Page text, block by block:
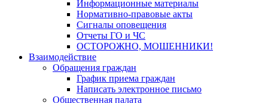
Информационные материалы
Нормативно-правовые акты
Сигналы оповещения
Отчеты ГО и ЧС
ОСТОРОЖНО, МОШЕННИКИ!
Взаимодействие
Обращения граждан
График приема граждан
Написать электронное письмо
Общественная палата